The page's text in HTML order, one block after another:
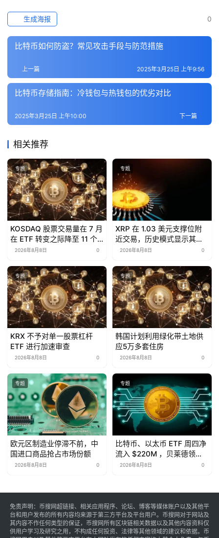
0
生成海报
比特币如何防盗？常见攻击手段与防范措施
上一篇 2025年3月25日 上午9:56
比特币存储指南：冷钱包与热钱包的优劣对比
下一篇
2025年3月25日 上午10:00
相关推荐
专题
KOSDAQ 股票交易量在 7 月
在 ETF 转变之际降至 11 个
月低点
2026年8月8日 0
专题
XRP 在 1.03 美元支撑位附
近交易，历史模式显示其具
备反弹潜力
2026年8月8日 0
专题
KRX 不予对单一股票杠杆
ETF 进行加速审查
2026年8月8日 0
专题
韩国计划利用绿化带土地供
应5万多套住房
2026年8月8日 0
专题
欧元区制造业停滞不前，中
国进口商品抢占市场份额
2026年8月8日 0
专题
比特币、以太币 ETF 周四净
流入 $220M ，贝莱德领
跑。
2026年8月8日 0
免责声明：币搜网超链接、相关应用程序、论坛、博客等媒体账户以及其他平
台和用户发布的所有内容均来源于第三方平台及平台用户。币搜网对于网站及
其内容不作任何类型的保证，币搜网所有区块链相关数据以及其他内容资料仅
供用户学习及研究之用，不构成任何投资、法律等其他领域的建议和依据。币